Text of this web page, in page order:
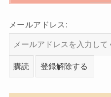
メールアドレス: